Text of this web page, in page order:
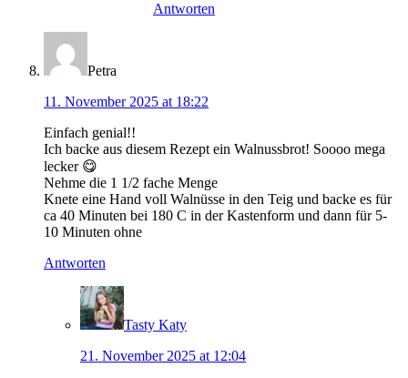
Antworten
Petra
11. November 2025 at 18:22
Einfach genial!!
Ich backe aus diesem Rezept ein Walnussbrot! Soooo mega
lecker 😋
Nehme die 1 1/2 fache Menge
Knete eine Hand voll Walnüsse in den Teig und backe es für
ca 40 Minuten bei 180 C in der Kastenform und dann für 5-
10 Minuten ohne
Antworten
Tasty Katy
21. November 2025 at 12:04